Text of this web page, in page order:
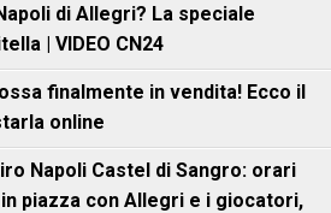
di Allegri? La speciale
| VIDEO CN24
finalmente in vendita! Ecco il
online
Napoli Castel di Sangro: orari
piazza con Allegri e i giocatori,